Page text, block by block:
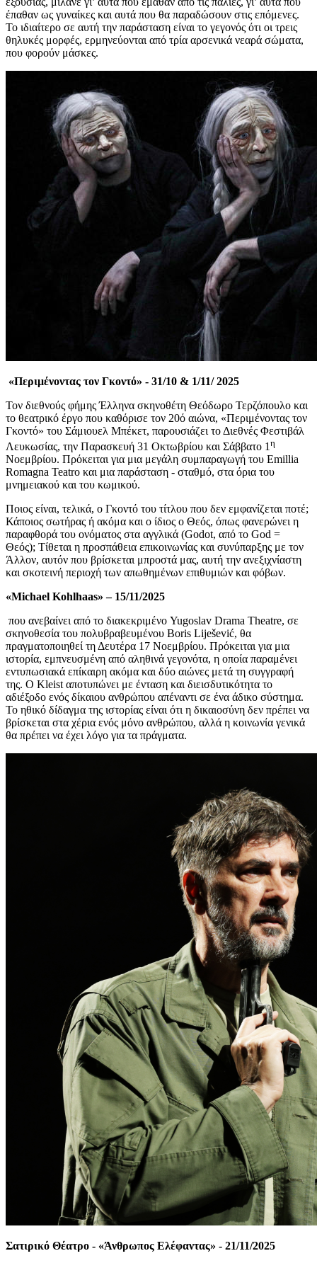
έπαθαν ως γυναίκες και αυτά που θα παραδώσουν στις επόμενες.
Το ιδιαίτερο σε αυτή την παράσταση είναι το γεγονός ότι οι τρεις
θηλυκές μορφές, ερμηνεύονται από τρία αρσενικά νεαρά σώματα,
που φορούν μάσκες.
«Περιμένοντας τον Γκοντό» - 31/10 & 1/11/2025
Τον διεθνούς φήμης Έλληνα σκηνοθέτη Θεόδωρο Τερζόπουλο και
το θεατρικό έργο που καθόρισε τον 20ό αιώνα, «Περιμένοντας τον
Γκοντό» του Σάμιουελ Μπέκετ, παρουσιάζει το Διεθνές Φεστιβάλ
Λευκωσίας, την Παρασκευή 31 Οκτωβρίου και Σάββατο 1 η
Νοεμβρίου. Πρόκειται για μια μεγάλη συμπαραγωγή του Emillia
Romagna Teatro και μια παράσταση - σταθμό, στα όρια του
μνημειακού και του κωμικού.
Ποιος είναι, τελικά, ο Γκοντό του τίτλου που δεν εμφανίζεται ποτέ;
Κάποιος σωτήρας ή ακόμα και ο ίδιος ο Θεός, όπως φανερώνει η
παραφθορά του ονόματος στα αγγλικά (Godot, από το God =
Θεός); Τίθεται η προσπάθεια επικοινωνίας και συνύπαρξης με τον
Άλλον, αυτόν που βρίσκεται μπροστά μας, αυτή την ανεξιχνίαστη
και σκοτεινή περιοχή των απωθημένων επιθυμιών και φόβων.
«Michael Kohlhaas» – 15/11/2025
που ανεβαίνει από το διακεκριμένο Yugoslav Drama Theatre, σε
σκηνοθεσία του πολυβραβευμένου Boris Liješević, θα
πραγματοποιηθεί τη Δευτέρα 17 Νοεμβρίου. Πρόκειται για μια
ιστορία, εμπνευσμένη από αληθινά γεγονότα, η οποία παραμένει
εντυπωσιακά επίκαιρη ακόμα και δύο αιώνες μετά τη συγγραφή
της. Ο Kleist αποτυπώνει με ένταση και διεισδυτικότητα το
αδιέξοδο ενός δίκαιου ανθρώπου απέναντι σε ένα άδικο σύστημα.
Το ηθικό δίδαγμα της ιστορίας είναι ότι η δικαιοσύνη δεν πρέπει να
βρίσκεται στα χέρια ενός μόνο ανθρώπου, αλλά η κοινωνία γενικά
θα πρέπει να έχει λόγο για τα πράγματα.
Σατιρικό Θέατρο - «Άνθρωπος Ελέφαντας» - 21/11/2025